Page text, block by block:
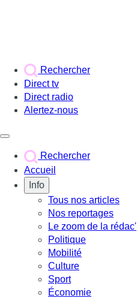
Rechercher
Direct tv
Direct radio
Alertez-nous
Rechercher
Accueil
Info
Tous nos articles
Nos reportages
Le zoom de la rédac'
Politique
Mobilité
Culture
Sport
Économie